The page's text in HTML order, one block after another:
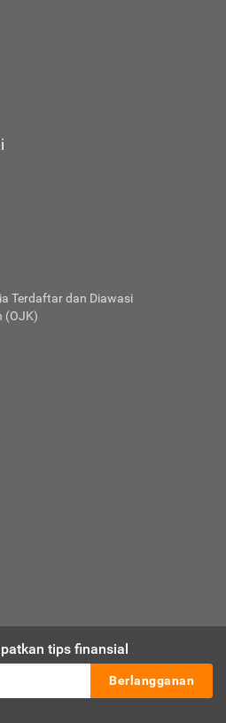
Terdaftar dan Diawasi
(OJK)
tips finansial
Berlangganan